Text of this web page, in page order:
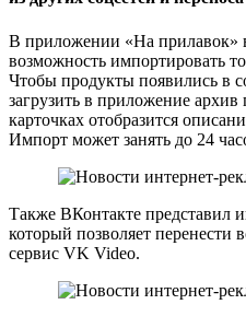
В приложении «На прилавок»
возможность импортировать
Чтобы продукты появились в
загрузить в приложение
карточках отобразится
Импорт может занять до 24
Также ВКонтакте представил
который позволяет перенести
сервис VK Video.